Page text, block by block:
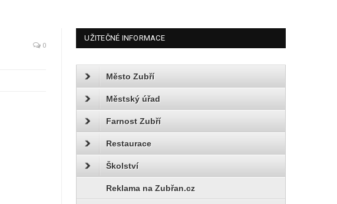
0
UŽITEČNÉ INFORMACE
Město Zubří
Městský úřad
Farnost Zubří
Restaurace
Školství
Reklama na Zubřan.cz